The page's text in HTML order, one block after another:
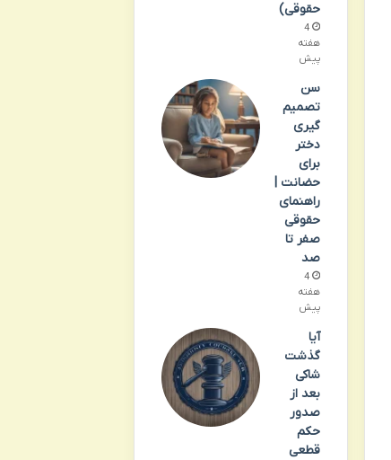
حقوقی)
4
هفته
پیش
سن
تصمیم
گیری
دختر
برای
حضانت |
راهنمای
حقوقی
صفر تا
صد
4
هفته
پیش
آیا
گذشت
شاکی
بعد از
صدور
حکم
قطعی